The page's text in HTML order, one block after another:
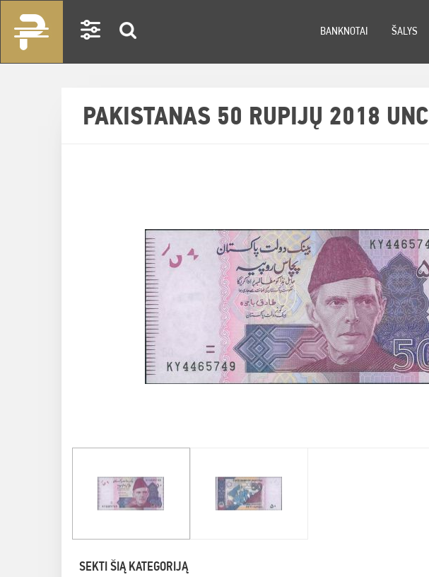
BANKNOTAI ŠALYS
PAKISTANAS 50 RUPIJŲ 2018 UNC
SEKTI ŠIĄ KATEGORIJĄ